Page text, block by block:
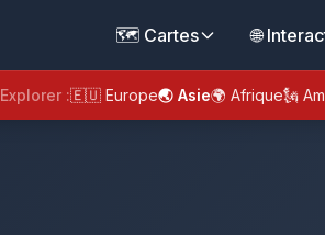
🗺️ Cartes 🌐
Explorer :🇪🇺 Europe🌏 Asie🌍 Afrique🗽